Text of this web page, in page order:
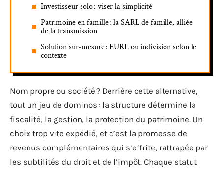
Investisseur solo : viser la simplicité
Patrimoine en famille : la SARL de famille, alliée
de la transmission
Solution sur-mesure : EURL ou indivision selon le
contexte
Nom propre ou société ? Derrière cette alternative,
tout un jeu de dominos : la structure détermine la
fiscalité, la gestion, la protection du patrimoine. Un
choix trop vite expédié, et c’est la promesse de
revenus complémentaires qui s’effrite, rattrapée par
les subtilités du droit et de l’impôt. Chaque statut